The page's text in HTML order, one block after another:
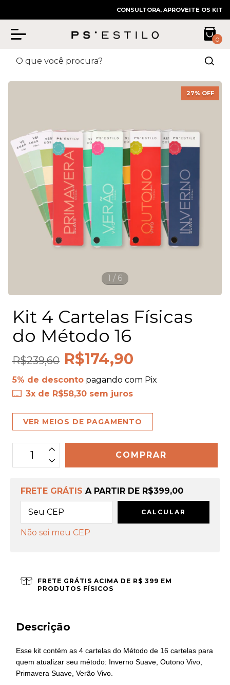
CONSULTORA, APROVEITE OS KITS
0
27% OFF
1 / 6
Kit 4 Cartelas Físicas
do Método 16
R$239,60 R$174,90
5% de desconto pagando com Pix
3x de R$58,30 sem juros
VER MEIOS DE PAGAMENTO
FRETE GRÁTIS A PARTIR DE R$399,00
CALCULAR
Não sei meu CEP
FRETE GRÁTIS ACIMA DE R$ 399 EM
PRODUTOS FÍSICOS
Descrição
Esse kit contém as 4 cartelas do Método de 16 cartelas para
quem atualizar seu método: Inverno Suave, Outono Vivo,
Primavera Suave, Verão Vivo.